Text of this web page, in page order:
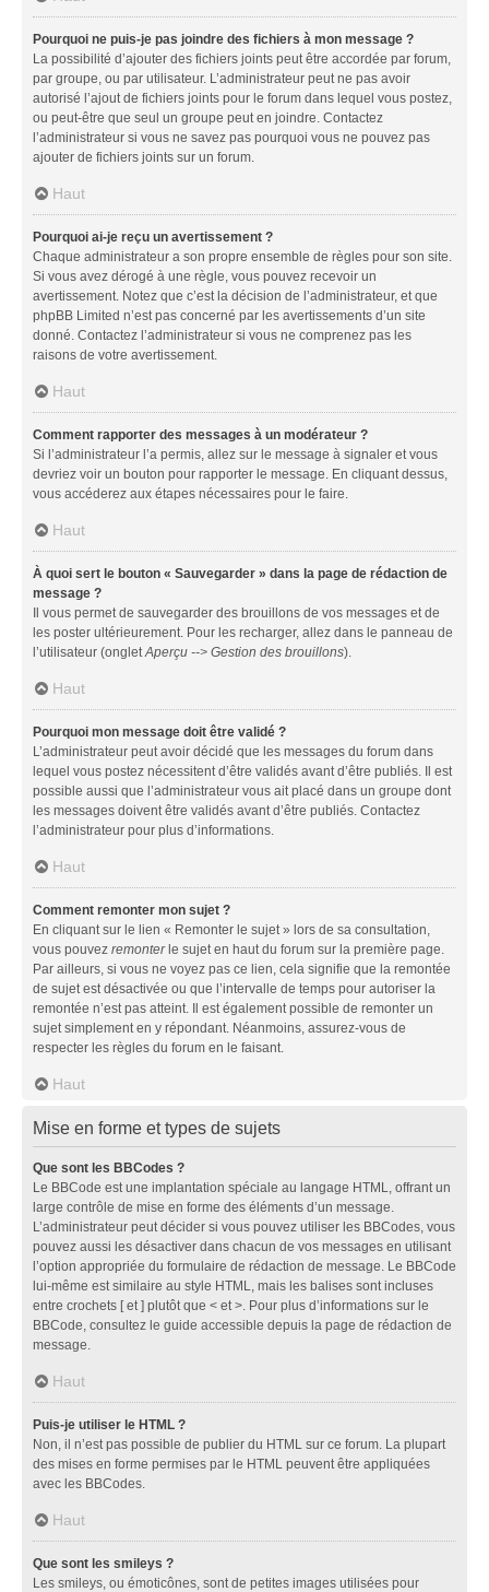
Pourquoi ne puis-je pas joindre des fichiers à mon message ?
La possibilité d’ajouter des fichiers joints peut être accordée par forum,
par groupe, ou par utilisateur. L’administrateur peut ne pas avoir
autorisé l’ajout de fichiers joints pour le forum dans lequel vous postez,
ou peut-être que seul un groupe peut en joindre. Contactez
l’administrateur si vous ne savez pas pourquoi vous ne pouvez pas
ajouter de fichiers joints sur un forum.
Haut
Pourquoi ai-je reçu un avertissement ?
Chaque administrateur a son propre ensemble de règles pour son site.
Si vous avez dérogé à une règle, vous pouvez recevoir un
avertissement. Notez que c’est la décision de l’administrateur, et que
phpBB Limited n’est pas concerné par les avertissements d’un site
donné. Contactez l’administrateur si vous ne comprenez pas les
raisons de votre avertissement.
Haut
Comment rapporter des messages à un modérateur ?
Si l’administrateur l’a permis, allez sur le message à signaler et vous
devriez voir un bouton pour rapporter le message. En cliquant dessus,
vous accéderez aux étapes nécessaires pour le faire.
Haut
À quoi sert le bouton « Sauvegarder » dans la page de rédaction de
message ?
Il vous permet de sauvegarder des brouillons de vos messages et de
les poster ultérieurement. Pour les recharger, allez dans le panneau de
l’utilisateur (ongletAperçu --> Gestion des brouillons).
Haut
Pourquoi mon message doit être validé ?
L’administrateur peut avoir décidé que les messages du forum dans
lequel vous postez nécessitent d’être validés avant d’être publiés. Il est
possible aussi que l’administrateur vous ait placé dans un groupe dont
les messages doivent être validés avant d’être publiés. Contactez
l’administrateur pour plus d’informations.
Haut
Comment remonter mon sujet ?
En cliquant sur le lien « Remonter le sujet » lors de sa consultation,
vous pouvez remonterle sujet en haut du forum sur la première page.
Par ailleurs, si vous ne voyez pas ce lien, cela signifie que la remontée
de sujet est désactivée ou que l’intervalle de temps pour autoriser la
remontée n’est pas atteint. Il est également possible de remonter un
sujet simplement en y répondant. Néanmoins, assurez-vous de
respecter les règles du forum en le faisant.
Haut
Mise en forme et types de sujets
Que sont les BBCodes ?
Le BBCode est une implantation spéciale au langage HTML, offrant un
large contrôle de mise en forme des éléments d’un message.
L’administrateur peut décider si vous pouvez utiliser les BBCodes, vous
pouvez aussi les désactiver dans chacun de vos messages en utilisant
l’option appropriée du formulaire de rédaction de message. Le BBCode
lui-même est similaire au style HTML, mais les balises sont incluses
entre crochets [ et ] plutôt que < et >. Pour plus d’informations sur le
BBCode, consultez le guide accessible depuis la page de rédaction de
message.
Haut
Puis-je utiliser le HTML ?
Non, il n’est pas possible de publier du HTML sur ce forum. La plupart
des mises en forme permises par le HTML peuvent être appliquées
avec les BBCodes.
Haut
Que sont les smileys ?
Les smileys, ou émoticônes, sont de petites images utilisées pour